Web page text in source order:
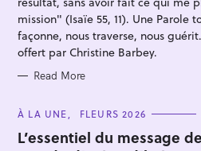
mission" (Isaïe 55, 11). Une Parole
façonne, nous traverse, nous
offert par Christine Barbey.
Read More
C
T
E
À LA UNE FLEURS 2026
L’essentiel du message
h
f
o
r